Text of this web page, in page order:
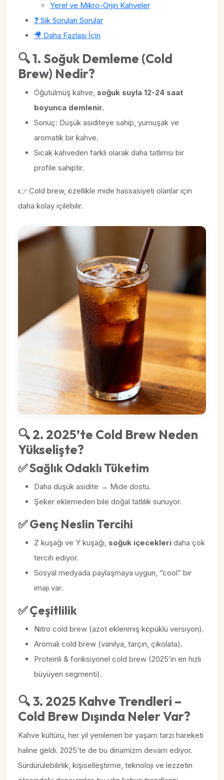
Yerel ve Mikro-Orjin Kahveler
❓ Sık Sorulan Sorular
🎥 Daha Fazlası İçin
🔍 1. Soğuk Demleme (Cold
Brew) Nedir?
Öğütülmüş kahve, soğuk suyla 12-24 saat
boyunca demlenir.
Sonuç: Düşük asiditeye sahip, yumuşak ve
aromatik bir kahve.
Sıcak kahveden farklı olarak daha tatlımsı bir
profile sahiptir.
👉 Cold brew, özellikle mide hassasiyeti olanlar için
daha kolay içilebilir.
🔍 2. 2025’te Cold Brew Neden
Yükselişte?
✅ Sağlık Odaklı Tüketim
Daha düşük asidite → Mide dostu.
Şeker eklemeden bile doğal tatlılık sunuyor.
✅ Genç Neslin Tercihi
Z kuşağı ve Y kuşağı, soğuk içecekleri daha çok
tercih ediyor.
Sosyal medyada paylaşmaya uygun, “cool” bir
imajı var.
✅ Çeşitlilik
Nitro cold brew (azot eklenmiş köpüklü versiyon).
Aromalı cold brew (vanilya, tarçın, çikolata).
Proteinli & fonksiyonel cold brew (2025’in en hızlı
büyüyen segmenti).
🔍 3. 2025 Kahve Trendleri –
Cold Brew Dışında Neler Var?
Kahve kültürü, her yıl yenilenen bir yaşam tarzı hareketi
haline geldi. 2025’te de bu dinamizm devam ediyor.
Sürdürülebilirlik, kişiselleştirme, teknoloji ve lezzetin